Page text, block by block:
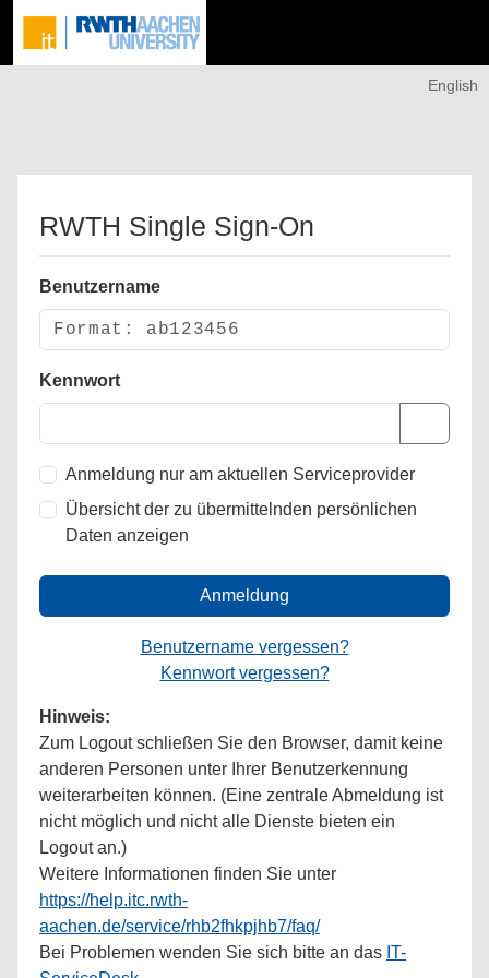
English
RWTH Single Sign-On
Benutzername
Kennwort
Anmeldung nur am aktuellen Serviceprovider
Übersicht der zu übermittelnden persönlichen
Daten anzeigen
Anmeldung
Benutzername vergessen?
Kennwort vergessen?
Hinweis:
Zum Logout schließen Sie den Browser, damit keine
anderen Personen unter Ihrer Benutzerkennung
weiterarbeiten können. (Eine zentrale Abmeldung ist
nicht möglich und nicht alle Dienste bieten ein
Logout an.)
Weitere Informationen finden Sie unter
https://help.itc.rwth-
aachen.de/service/rhb2fhkpjhb7/faq/
Bei Problemen wenden Sie sich bitte an das IT-